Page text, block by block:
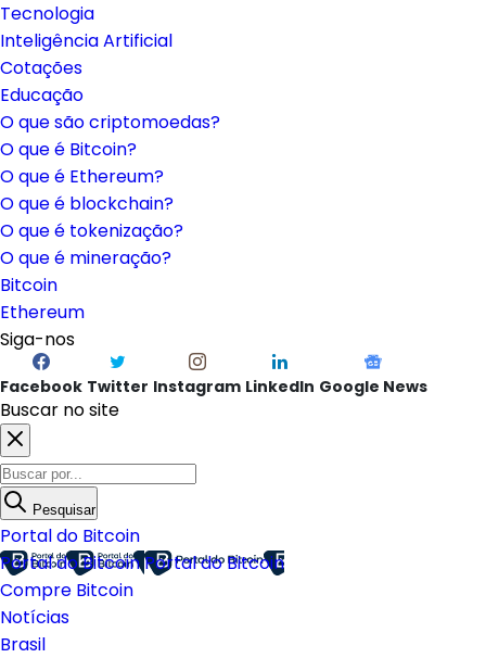
Tecnologia
Inteligência Artificial
Cotações
Educação
O que são criptomoedas?
O que é Bitcoin?
O que é Ethereum?
O que é blockchain?
O que é tokenização?
O que é mineração?
Bitcoin
Ethereum
Siga-nos
Facebook Twitter Instagram LinkedIn Google News
Buscar no site
Pesquisar
Portal do Bitcoin
Portal do BitcoinPortal do Bitcoin
Compre Bitcoin
Notícias
Brasil